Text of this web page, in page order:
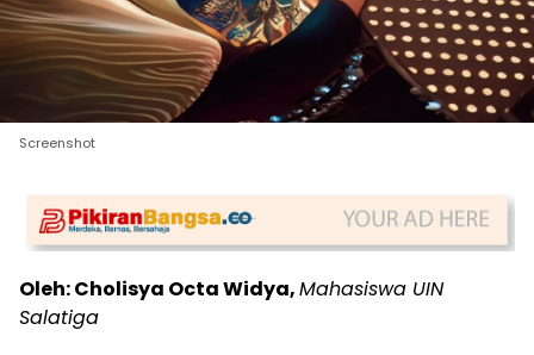
Screenshot
Oleh: Cholisya Octa Widya,Mahasiswa UIN
Salatiga